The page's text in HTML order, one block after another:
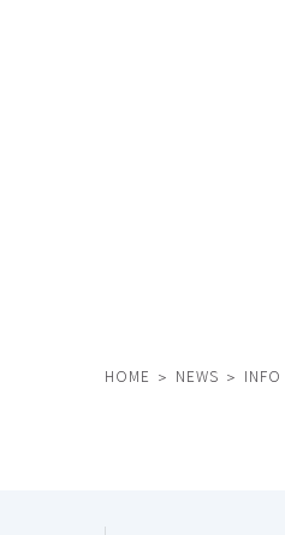
HOME NEWS INFO